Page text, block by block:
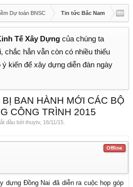
Dự toán BNSC Tin tức Bắc Nam
Tế Xây Dựng của chúng ta
chắc hẳn vẫn còn có nhiều thiếu
kiến để xây dựng diễn đàn ngày
BAN HÀNH MỚI CÁC BỘ
CÔNG TRÌNH 2015
đầu bởi thuytv, 16/11/15
Offline
dựng Đồng Nai đã diễn ra cuộc họp góp